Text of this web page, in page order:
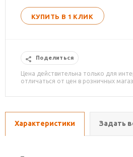
КУПИТЬ В 1 КЛИК
Поделиться
Цена действительна только для
отличаться от цен в розничных
Характеристики Задать